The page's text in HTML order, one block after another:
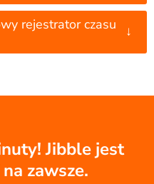
rejestrator czasu
↓
Jibble jest
zawsze.